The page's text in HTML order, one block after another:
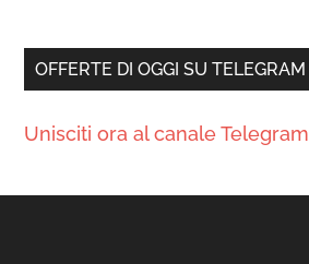
OFFERTE DI OGGI SU TELEGRAM
Unisciti ora al canale Telegram